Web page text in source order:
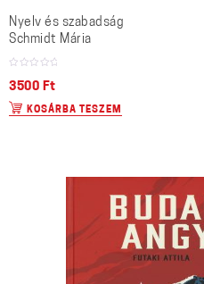
Nyelv és szabadság
Schmidt Mária
3500 Ft
KOSÁRBA TESZEM